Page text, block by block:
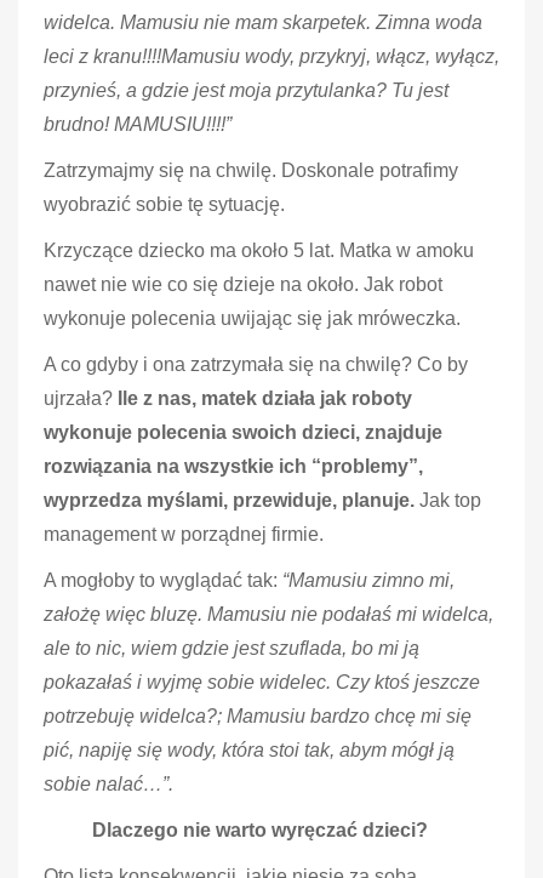
widelca. Mamusiu nie mam skarpetek. Zimna woda
leci z kranu!!!!Mamusiu wody, przykryj, włącz, wyłącz,
przynieś, a gdzie jest moja przytulanka? Tu jest
brudno! MAMUSIU!!!!”
Zatrzymajmy się na chwilę. Doskonale potrafimy
wyobrazić sobie tę sytuację.
Krzyczące dziecko ma około 5 lat. Matka w amoku
nawet nie wie co się dzieje na około. Jak robot
wykonuje polecenia uwijając się jak mróweczka.
A co gdyby i ona zatrzymała się na chwilę? Co by
ujrzała?
Ile z nas, matek działa jak roboty
wykonuje polecenia swoich dzieci, znajduje
rozwiązania na wszystkie ich “problemy”,
wyprzedza myślami, przewiduje, planuje.Jak top
management w porządnej firmie.
A mogłoby to wyglądać tak: “Mamusiu zimno mi,
założę więc bluzę. Mamusiu nie podałaś mi widelca,
ale to nic, wiem gdzie jest szuflada, bo mi ją
pokazałaś i wyjmę sobie widelec. Czy ktoś jeszcze
potrzebuję widelca?; Mamusiu bardzo chcę mi się
pić, napiję się wody, która stoi tak, abym mógł ją
sobie nalać…”.
Dlaczego nie warto wyręczać dzieci?